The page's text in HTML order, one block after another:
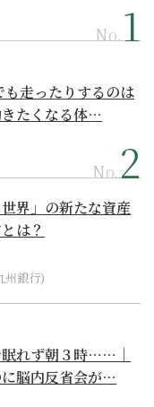
No.
も走ったりするのは
たくなる体…
No.
世界」の新たな資産
は？
州銀行)
れず朝３時……｜
脳内反省会が…